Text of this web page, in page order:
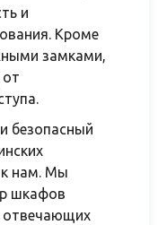
и
Кроме
замками,
безопасный
к нам. Мы
шкафов
отвечающих